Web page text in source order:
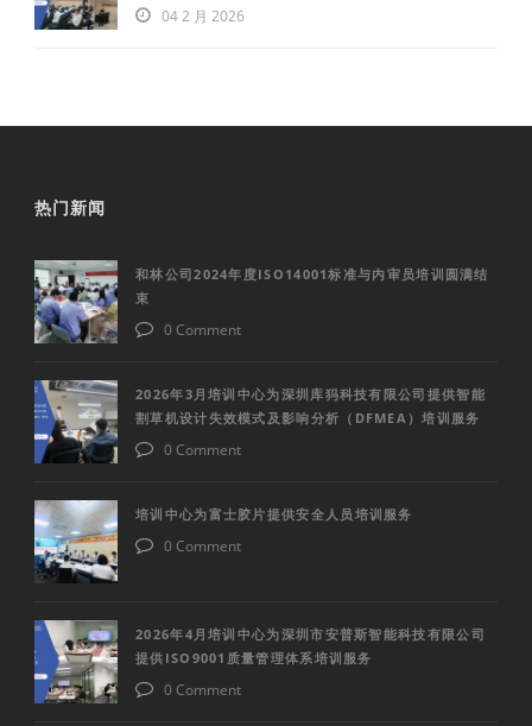
04 2 月 2026
热门新闻
和林公司2024年度ISO14001标准与内审员培训圆满结
束
0 Comment
2026年3月培训中心为深圳库犸科技有限公司提供智能
割草机设计失效模式及影响分析（DFMEA）培训服务
0 Comment
培训中心为富士胶片提供安全人员培训服务
0 Comment
2026年4月培训中心为深圳市安普斯智能科技有限公司
提供ISO9001质量管理体系培训服务
0 Comment